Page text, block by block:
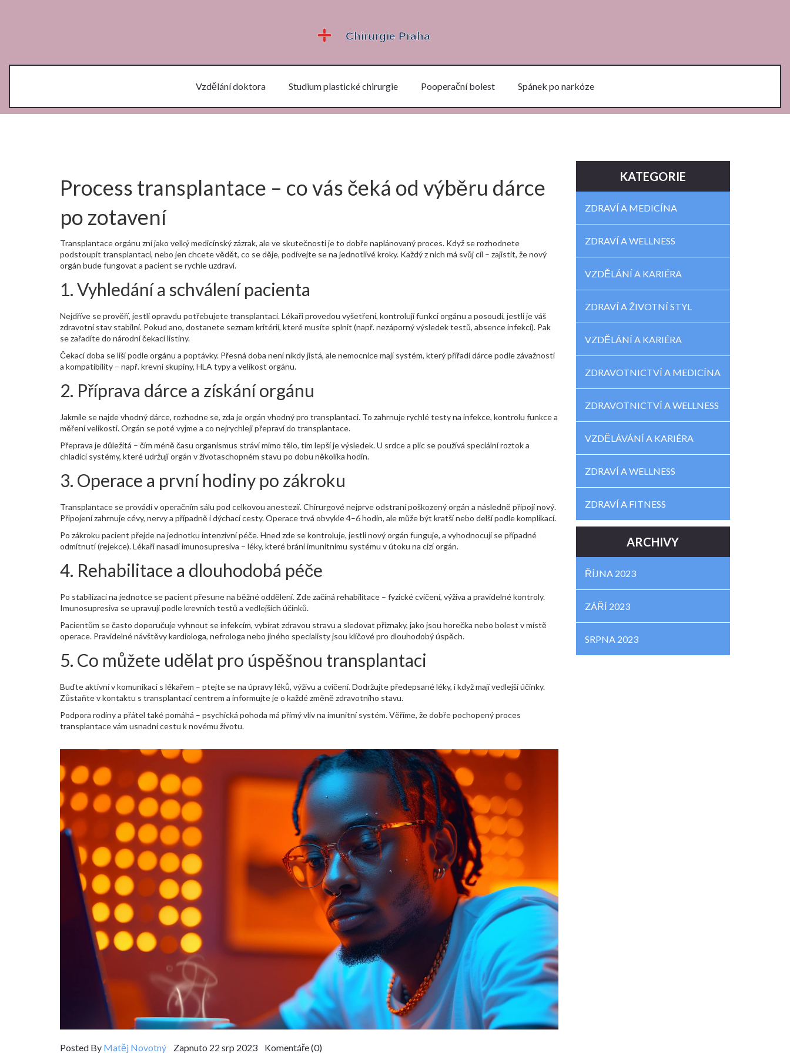
Vzdělání doktora Studium plastické chirurgie Pooperační bolest Spánek po narkóze
Process transplantace – co vás čeká od výběru dárce
po zotavení
Transplantace orgánu zní jako velký medicínský zázrak, ale ve skutečnosti je to dobře naplánovaný proces. Když se rozhodnete
podstoupit transplantaci, nebo jen chcete vědět, co se děje, podívejte se na jednotlivé kroky. Každý z nich má svůj cíl – zajistit, že nový
orgán bude fungovat a pacient se rychle uzdraví.
1. Vyhledání a schválení pacienta
Nejdříve se prověří, jestli opravdu potřebujete transplantaci. Lékaři provedou vyšetření, kontrolují funkci orgánu a posoudí, jestli je váš
zdravotní stav stabilní. Pokud ano, dostanete­ seznam kritérií, které musíte splnit (např. nezáporný výsledek testů, absence infekcí). Pak
se zařadíte do národní čekací listiny.
Čekací doba se liší podle orgánu a poptávky. Přesná doba není nikdy jistá, ale nemocnice mají systém, který přiřadí dárce podle závažnosti
a kompatibility – např. krevní skupiny, HLA typy a velikost orgánu.
2. Příprava dárce a získání orgánu
Jakmile se najde vhodný dárce, rozhodne se, zda je orgán vhodný pro transplantaci. To zahrnuje rychlé testy na infekce, kontrolu funkce a
měření velikosti. Orgán se poté vyjme a co nejrychleji přepraví do transplantace.
Přeprava je důležitá – čím méně času organismus stráví mimo tělo, tím lepší je výsledek. U srdce a plic se používá speciální roztok a
chladící systémy, které udržují orgán v životaschopném stavu po dobu několika hodin.
3. Operace a první hodiny po zákroku
Transplantace se provádí v operačním sálu pod celkovou anestezií. Chirurgové nejprve odstraní poškozený orgán a následně připojí nový.
Připojení zahrnuje cévy, nervy a případně i dýchací cesty. Operace trvá obvykle 4–6 hodin, ale může být kratší nebo delší podle komplikací.
Po zákroku pacient přejde na jednotku intenzivní péče. Hned zde se kontroluje, jestli nový orgán funguje, a vyhodnocují se případné
odmítnutí (rejekce). Lékaři nasadí imunosupresiva – léky, které brání imunitnímu systému v útoku na cizí orgán.
4. Rehabilitace a dlouhodobá péče
Po stabilizaci na jednotce se pacient přesune na běžné oddělení. Zde začíná rehabilitace – fyzické cvičení, výživa a pravidelné kontroly.
Imunosupresiva se upravují podle krevních testů a vedlejších účinků.
Pacientům se často doporučuje vyhnout se infekcím, vybírat zdravou stravu a sledovat příznaky, jako jsou horečka nebo bolest v místě
operace. Pravidelné návštěvy kardiologa, nefrologa nebo jiného specialisty jsou klíčové pro dlouhodobý úspěch.
5. Co můžete udělat pro úspěšnou transplantaci
Buďte aktivní v komunikaci s lékařem – ptejte se na úpravy léků, výživu a cvičení. Dodržujte předepsané léky, i když mají vedlejší účinky.
Zůstaňte v kontaktu s transplantací centrem a informujte je o každé změně zdravotního stavu.
Podpora rodiny a přátel také pomáhá – psychická pohoda má přímý vliv na imunitní systém. Věříme, že dobře pochopený proces
transplantace vám usnadní cestu k novému životu.
Posted By Matěj Novotný Zapnuto 22 srp 2023 Komentáře (0)
KATEGORIE
ZDRAVÍ A MEDICÍNA
ZDRAVÍ A WELLNESS
VZDĚLÁNÍ A KARIÉRA
ZDRAVÍ A ŽIVOTNÍ STYL
VZDĚLÁNÍ A KARIÉRA
ZDRAVOTNICTVÍ A MEDICÍNA
ZDRAVOTNICTVÍ A WELLNESS
VZDĚLÁVÁNÍ A KARIÉRA
ZDRAVÍ A WELLNESS
ZDRAVÍ A FITNESS
ARCHIVY
ŘÍJNA 2023
ZÁŘÍ 2023
SRPNA 2023